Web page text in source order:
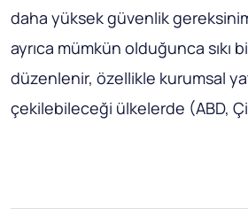
daha yüksek güvenlik
ayrıca mümkün olduğunca sıkı
düzenlenir, özellikle kurumsal
çekilebileceği ülkelerde (ABD,